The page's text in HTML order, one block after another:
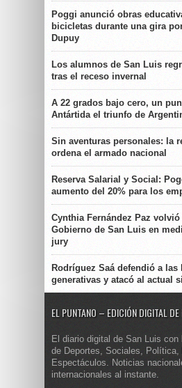
Poggi anunció obras
bicicletas durante una gira
Dupuy
Los alumnos de San Luis
tras el receso invernal
A 22 grados bajo cero, un
Antártida el triunfo de
Sin aventuras personales: la
ordena el armado nacional
Reserva Salarial y Social:
aumento del 20% para los
Cynthia Fernández Paz
Gobierno de San Luis en
jury
Rodríguez Saá defendió a las
generativas y atacó al actual
EL PUNTANO – EDICIÓN DIGITAL
El diario digital de San Luis
de Deportes, Sociales, Política,
Espectáculos. Noticias
internacionales al instante.